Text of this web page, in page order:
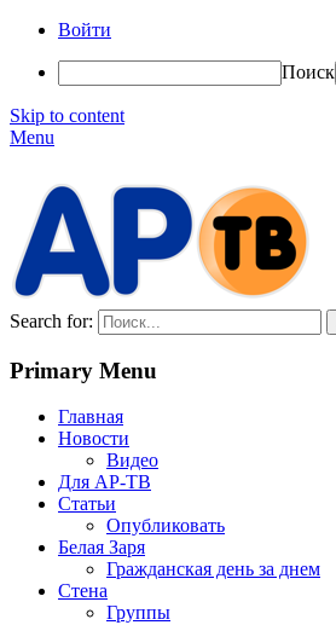
Войти
Поиск
Skip to content
Menu
Search for:
Primary Menu
Главная
Новости
Видео
Для АР-ТВ
Статьи
Опубликовать
Белая Заря
Гражданская день за днем
Стена
Группы